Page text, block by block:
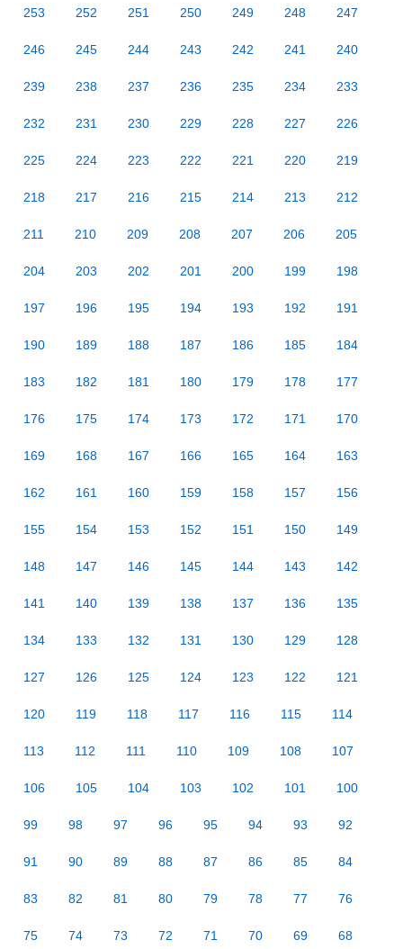
253 252 251 250 249 248 247
246 245 244 243 242 241 240
239 238 237 236 235 234 233
232 231 230 229 228 227 226
225 224 223 222 221 220 219
218 217 216 215 214 213 212
211 210 209 208 207 206 205
204 203 202 201 200 199 198
197 196 195 194 193 192 191
190 189 188 187 186 185 184
183 182 181 180 179 178 177
176 175 174 173 172 171 170
169 168 167 166 165 164 163
162 161 160 159 158 157 156
155 154 153 152 151 150 149
148 147 146 145 144 143 142
141 140 139 138 137 136 135
134 133 132 131 130 129 128
127 126 125 124 123 122 121
120 119 118 117 116 115 114
113 112 111 110 109 108 107
106 105 104 103 102 101 100
99 98 97 96 95 94 93 92
91 90 89 88 87 86 85 84
83 82 81 80 79 78 77 76
75 74 73 72 71 70 69 68